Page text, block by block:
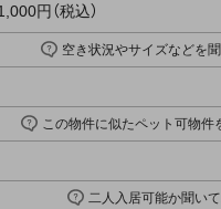
円（税込）
空き状況やサイズなどを
この物件に似たペット可物件
二人入居可能か聞い